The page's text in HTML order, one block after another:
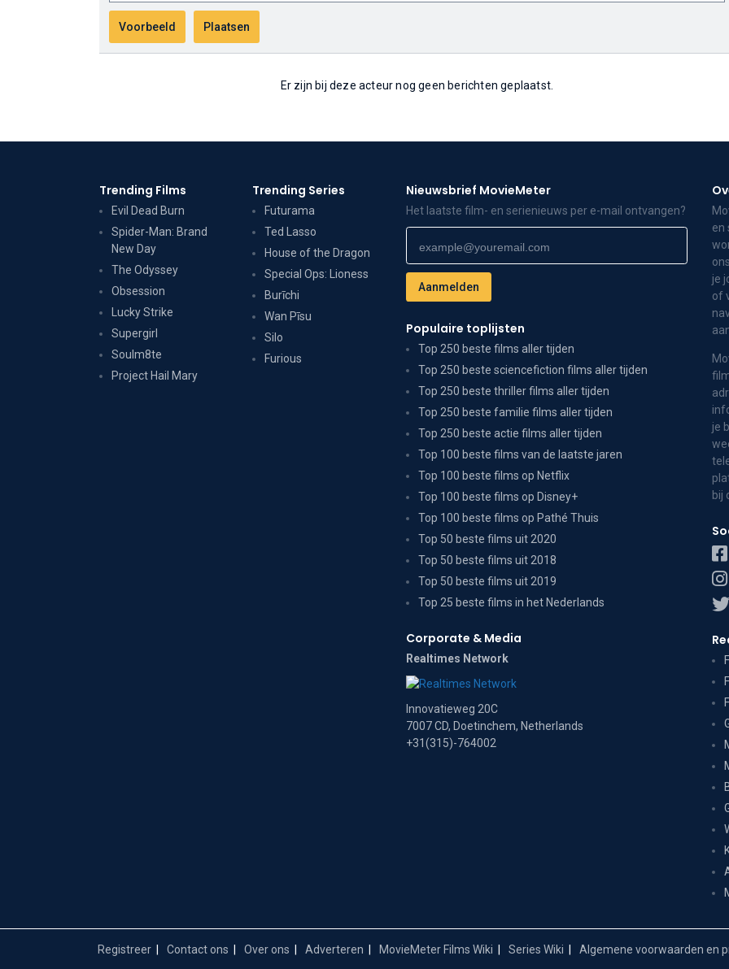
Er zijn bij deze acteur nog geen berichten geplaatst.
Trending Films
Evil Dead Burn
Spider-Man: Brand
New Day
The Odyssey
Obsession
Lucky Strike
Supergirl
Soulm8te
Project Hail Mary
Trending Series
Futurama
Ted Lasso
House of the Dragon
Special Ops: Lioness
Burīchi
Wan Pīsu
Silo
Furious
Nieuwsbrief MovieMeter
Het laatste film- en serienieuws per e-mail ontvangen?
Populaire toplijsten
Top 250 beste films aller tijden
Top 250 beste sciencefiction films aller tijden
Top 250 beste thriller films aller tijden
Top 250 beste familie films aller tijden
Top 250 beste actie films aller tijden
Top 100 beste films van de laatste jaren
Top 100 beste films op Netflix
Top 100 beste films op Disney+
Top 100 beste films op Pathé Thuis
Top 50 beste films uit 2020
Top 50 beste films uit 2018
Top 50 beste films uit 2019
Top 25 beste films in het Nederlands
Corporate & Media
Realtimes Network
Innovatieweg 20C
7007 CD, Doetinchem, Netherlands
+31(315)-764002
en
je
of
je
bij
Registreer Contact ons Over ons Adverteren MovieMeter Films Wiki Series Wiki Algemene voorwaarden en